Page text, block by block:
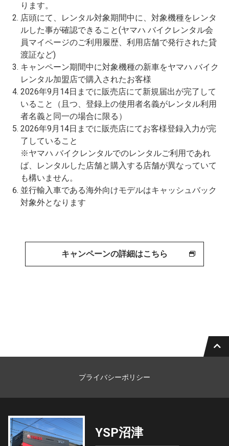
ります。
店頭にて、レンタル対象期間中に、対象機種をレンタ
ルした事が確認できること(ヤマハ バイクレンタル会
員マイページのご利用履歴、利用店舗で発行された貸
渡証など)
キャンペーン期間中に対象機種の新車をヤマハ バイク
レンタル加盟店で購入されたお客様
2026年9月14日までに販売店にて新規届出が完了して
いること（且つ、登録上の使用者名義がレンタル利用
者名義と同一の場合に限る）
2026年9月14日までに販売店にてお客様登録入力が完
了していること
※ヤマハ バイクレンタルでのレンタルご利用であれ
ば、レンタルした店舗と購入する店舗が異なっていて
も構いません。
並行輸入車である海外向けモデルはキャッシュバック
対象外となります
キャンペーンの詳細はこちら
プライバシーポリシー
YSP沼津